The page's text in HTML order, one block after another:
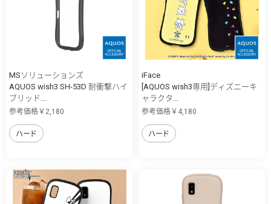
MSソリューションズ
AQUOS wish3 SH-53D 耐衝撃ハイ
ブリッド...
参考価格￥2,180
ハード
iFace
[AQUOS wish3専用]ディズニーキ
ャラクタ...
参考価格￥4,180
ハード